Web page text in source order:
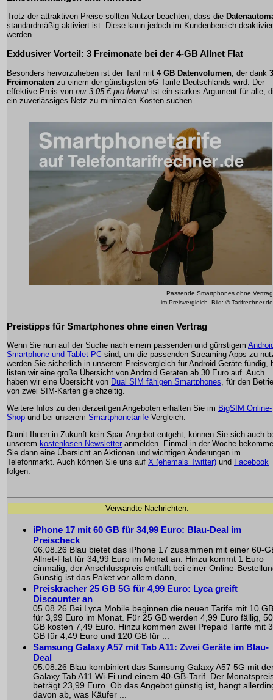
Trotz der attraktiven Preise sollten Nutzer beachten, dass die
standardmäßig aktiviert ist. Diese kann jedoch im Kundenbereich
werden.
Exklusiver Vorteil: 3 Freimonate bei der 4-GB Allnet Flat
Besonders hervorzuheben ist der Tarif mit 4 GB Datenvolumen , der dank 3
Freimonaten zu einem der günstigsten 5G-Tarife Deutschlands wird. Der
effektive Preis von nur 3,05 € pro Monat ist ein starkes Argument für alle,
ein zuverlässiges Netz zu minimalen Kosten suchen.
Passende Smartphones ohne Vertrag
im Preisvergleich -Bild: © Tarifrechner.de
Preistipps für Smartphones ohne einen Vertrag
Wenn Sie nun auf der Suche nach einem passenden und günstigem
Smartphone und Tablet PC sind, um die passenden Streaming Apps zu
werden Sie sicherlich in unserem Preisvergleich für Android Geräte fündig,
listen wir eine große Übersicht von Android Geräten ab 30 Euro auf. Auch
haben wir eine Übersicht von Dual SIM fähigen Smartphones, für den
von zwei SIM-Karten gleichzeitig.
Weitere Infos zu den derzeitigen Angeboten erhalten Sie im BigSIM Online-
Shop und bei unserem Smartphonetarife Vergleich.
Damit Ihnen in Zukunft kein Spar-Angebot entgeht, können Sie sich auch
unserem kostenlosen Newsletter anmelden. Einmal in der Woche
Sie dann eine Übersicht an Aktionen und wichtigen Änderungen im
Telefonmarkt. Auch können Sie uns auf X (ehemals Twitter) und Facebook
folgen.
Verwandte Nachrichten:
iPhone 17 mit 60 GB für 34,99 Euro: Blau-Deal im
Preischeck
06.08.26 Blau bietet das iPhone 17 zusammen mit einer 60-
Allnet-Flat für 34,99 Euro im Monat an. Hinzu kommt 1 Euro
einmalig, der Anschlusspreis entfällt bei einer Online-
Günstig ist das Paket vor allem dann, ...
Preiskracher 25 GB 5G für 4,99 Euro: Lyca greift
Discounter an
05.08.26 Bei Lyca Mobile beginnen die neuen Tarife mit 10 GB
für 3,99 Euro im Monat. Für 25 GB werden 4,99 Euro fällig, 50
GB kosten 7,49 Euro. Hinzu kommen zwei Prepaid Tarife mit
GB für 4,49 Euro und 120 GB für ...
Samsung Galaxy A57 mit Tab A11: Zwei Geräte im Blau-
Deal
05.08.26 Blau kombiniert das Samsung Galaxy A57 5G mit
Galaxy Tab A11 Wi-Fi und einem 40-GB-Tarif. Der
beträgt 23,99 Euro. Ob das Angebot günstig ist, hängt
davon ab, was Käufer ...